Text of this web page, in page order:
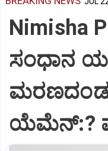
Nimisha
ಸಂಧಾನ
ಯೆಮೆನ್:?